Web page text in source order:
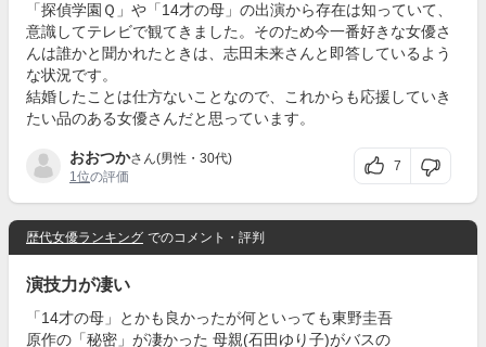
「探偵学園Ｑ」や「14才の母」の出演から存在は知っていて、
意識してテレビで観てきました。そのため今一番好きな女優さ
んは誰かと聞かれたときは、志田未来さんと即答しているよう
な状況です。
結婚したことは仕方ないことなので、これからも応援していき
たい品のある女優さんだと思っています。
おおつかさん(男性・30代)
1位の評価
7
歴代女優ランキング でのコメント・評判
演技力が凄い
「14才の母」とかも良かったが何といっても東野圭吾
原作の「秘密」が凄かった 母親(石田ゆり子)がバスの